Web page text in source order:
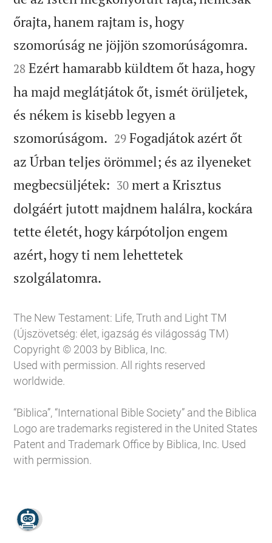
őrajta, hanem rajtam is, hogy
szomorúság ne jöjjön szomorúságomra.
28 Ezért hamarabb küldtem őt haza, hogy
ha majd meglátjátok őt, ismét örüljetek,
és nékem is kisebb legyen a
szomorúságom. 

29 Fogadjátok azért őt
az Úrban teljes örömmel; és az ilyeneket
megbecsüljétek: 

30 mert a Krisztus
dolgáért jutott majdnem halálra, kockára
tette életét, hogy kárpótoljon engem
azért, hogy ti nem lehettetek
szolgálatomra.
The New Testament: Life, Truth and Light TM
(Újszövetség: élet, igazság és világosság TM)
Copyright © 2003 by Biblica, Inc.
Used with permission. All rights reserved
worldwide.
“Biblica”, “International Bible Society” and the Biblica
Logo are trademarks registered in the United States
Patent and Trademark Office by Biblica, Inc. Used
with permission.